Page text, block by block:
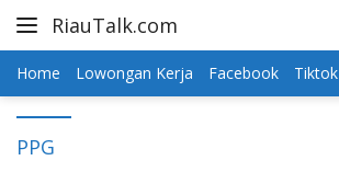
RiauTalk.com
Update
Terkini
Home Lowongan Kerja Facebook Tiktok
PPG